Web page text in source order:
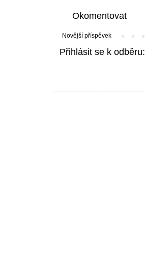
Okomentovat
Novější příspěvek
Přihlásit se k odběru: